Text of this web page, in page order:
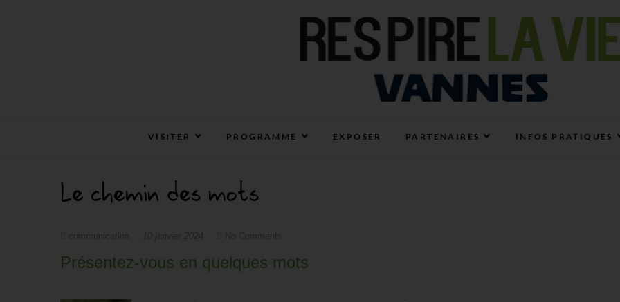
RESPIRE VANNES
VISITER PROGRAMME EXPOSER PARTENAIRES INFOS PRATIQUES
Le chemin des mots
Présentez-vous en quelques mots